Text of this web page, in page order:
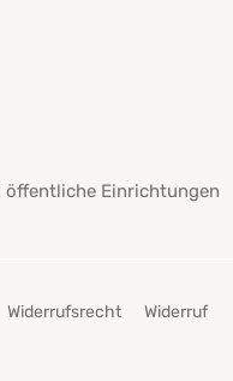
öffentliche Einrichtungen
Widerrufsrecht
Widerruf